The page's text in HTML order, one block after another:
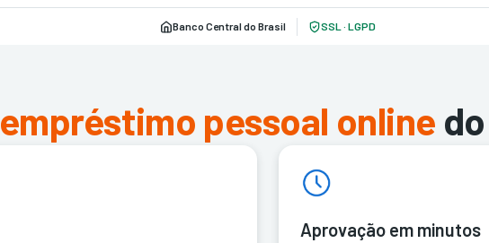
Banco Central do Brasil SSL · LGPD
empréstimo pessoal online
Aprovação em minutos